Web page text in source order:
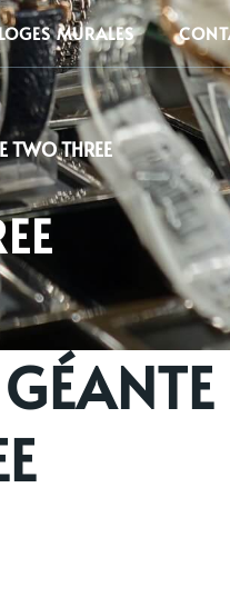
MURALES
TWO THREE